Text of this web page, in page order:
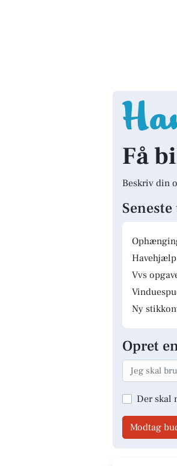
Få
Beskriv din
Havehjælp
Vvs
Ny
Opret
Der skal
Modtag